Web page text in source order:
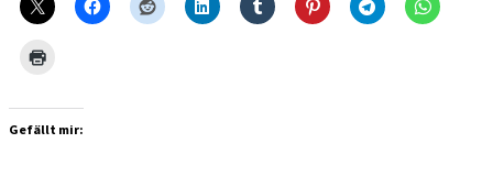
Gefällt mir: